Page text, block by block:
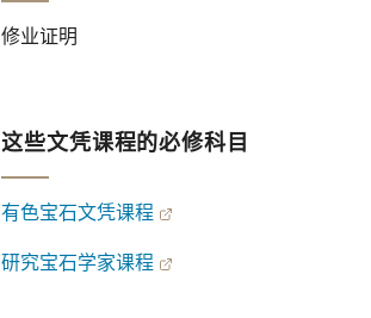
修业证明
这些文凭课程的必修科目
有色宝石文凭课程
研究宝石学家课程